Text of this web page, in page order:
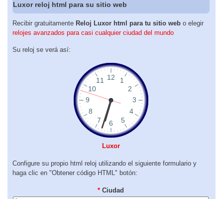
Luxor reloj html para su sitio web
Recibir gratuitamente Reloj Luxor html para tu sitio web o elegir
relojes avanzados para casi cualquier ciudad del mundo
Su reloj se verá así:
Luxor
Configure su propio html reloj utilizando el siguiente formulario y
haga clic en "Obtener código HTML" botón:
* Ciudad